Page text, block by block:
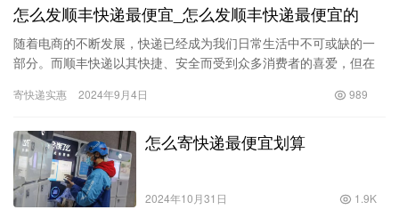
怎么发顺丰快递最便宜_怎么发顺丰快递最便宜的
随着电商的不断发展，快递已经成为我们日常生活中不可或缺的一
部分。而顺丰快递以其快捷、安全而受到众多消费者的喜爱，但在
宜？本…
寄快递实惠 2024年9月4日 989
怎么寄快递最便宜划算
2024年10月31日 1.9K